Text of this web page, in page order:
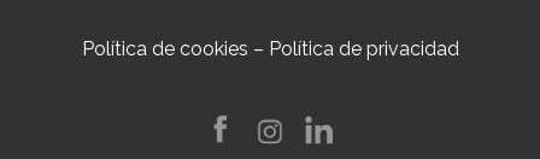
Política de cookies – Política de privacidad